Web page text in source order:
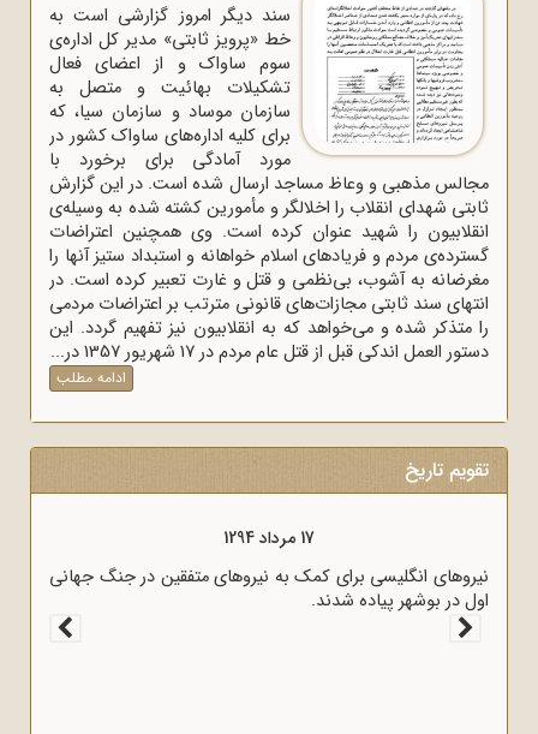
سند دیگر امروز گزارشی است به
خط «پرویز ثابتی» مدیر کل اداره‌ی
سوم ساواک و از اعضای فعال
تشکیلات بهائیت و متصل به
سازمان موساد و سازمان سیا، که
برای کلیه اداره‌های ساواک‌ کشور در
مورد آمادگی برای برخورد با
مجالس مذهبی و وعاظ مساجد ارسال شده است. در این گزارش
ثابتی شهدای انقلاب را اخلالگر و مأمورین کشته شده به وسیله‌ی
انقلابیون را شهید عنوان کرده است. وی همچنین اعتراضات
گسترده‌ی مردم و فریادهای اسلام خواهانه و استبداد ستیز آنها را
مغرضانه به آشوب، بی‌نظمی و قتل و غارت تعبیر کرده است. در
انتهای سند ثابتی مجازات‌های قانونی مترتب بر اعتراضات مردمی
را متذکر شده و می‌خواهد که به انقلابیون نیز تفهیم گردد. این
دستور العمل اندکی قبل از قتل عام مردم در 17 شهریور 1357 در...
ادامه مطلب
تقویم تاریخ
نیروهای انگلیسی برای کمک به نیروهای متفقین
اول در بوشهر پیاده شدند.
انگلستان می‌کرد، به وسیله